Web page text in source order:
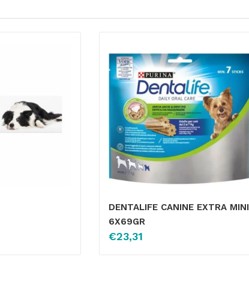
DENTALIFE CANINE EXTRA MINI
6X69GR
€23,31